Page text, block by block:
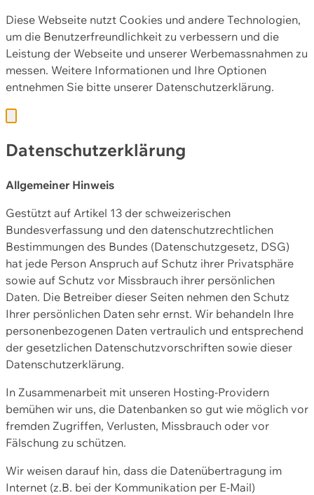
Diese Webseite nutzt Cookies und andere Technologien,
um die Benutzerfreundlichkeit zu verbessern und die
Leistung der Webseite und unserer Werbemassnahmen zu
messen. Weitere Informationen und Ihre Optionen
entnehmen Sie bitte unserer Datenschutzerklärung.
Datenschutzerklärung
Allgemeiner Hinweis
Gestützt auf Artikel 13 der schweizerischen
Bundesverfassung und den datenschutzrechtlichen
Bestimmungen des Bundes (Datenschutzgesetz, DSG)
hat jede Person Anspruch auf Schutz ihrer Privatsphäre
sowie auf Schutz vor Missbrauch ihrer persönlichen
Daten. Die Betreiber dieser Seiten nehmen den Schutz
Ihrer persönlichen Daten sehr ernst. Wir behandeln Ihre
personenbezogenen Daten vertraulich und entsprechend
der gesetzlichen Datenschutzvorschriften sowie dieser
Datenschutzerklärung.
In Zusammenarbeit mit unseren Hosting-Providern
bemühen wir uns, die Datenbanken so gut wie möglich vor
fremden Zugriffen, Verlusten, Missbrauch oder vor
Fälschung zu schützen.
Wir weisen darauf hin, dass die Datenübertragung im
Internet (z.B. bei der Kommunikation per E-Mail)